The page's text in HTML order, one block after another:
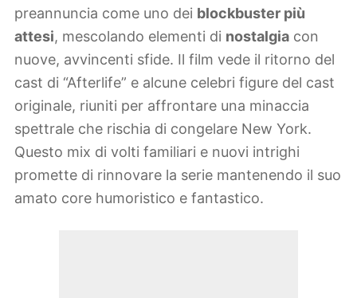
preannuncia come uno dei blockbuster più
attesi, mescolando elementi di nostalgia con
nuove, avvincenti sfide. Il film vede il ritorno del
cast di “Afterlife” e alcune celebri figure del cast
originale, riuniti per affrontare una minaccia
spettrale che rischia di congelare New York.
Questo mix di volti familiari e nuovi intrighi
promette di rinnovare la serie mantenendo il suo
amato core humoristico e fantastico.